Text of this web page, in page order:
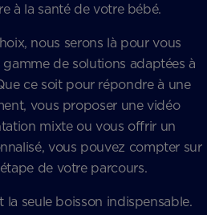
à la santé de votre bébé.
nous serons là pour vous
de solutions adaptées à
ce soit pour répondre à une
vous proposer une vidéo
mixte ou vous offrir un
vous pouvez compter sur
de votre parcours.
la seule boisson indispensable.